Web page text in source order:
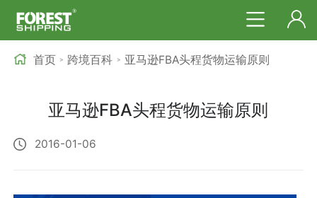
首页 > 跨境百科 > 亚马逊FBA头程货物运输原则
亚马逊FBA头程货物运输原则
2016-01-06